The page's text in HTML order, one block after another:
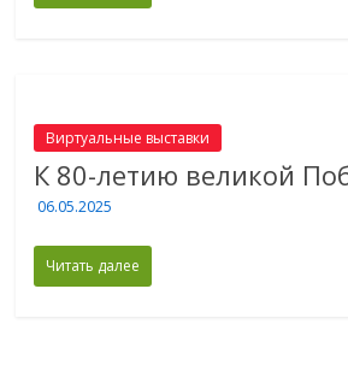
Виртуальные выставки
К 80-летию великой
06.05.2025
Читать далее